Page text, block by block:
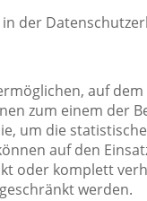
der
auf
zum einem der
um die
auf den
oder komplett
werden.